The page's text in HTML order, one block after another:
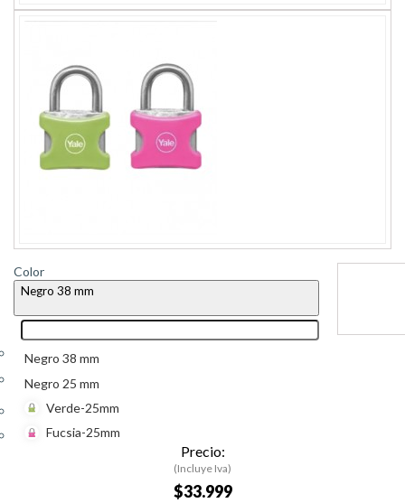
Color
Negro 38 mm
Negro 38 mm
Negro 25 mm
Verde-25mm
Fucsia-25mm
Precio:
(Incluye Iva)
$33.999